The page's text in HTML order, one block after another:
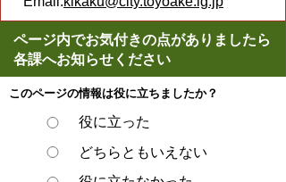
ページ内でお気付きの点がありましたら
各課へお知らせください
このページの情報は役に立ちましたか？
役に立った
どちらともいえない